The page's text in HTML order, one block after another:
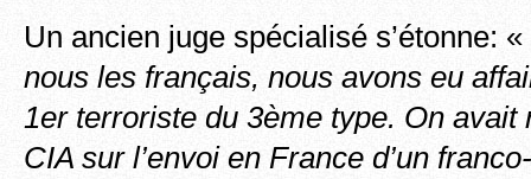
Un ancien juge spécialisé s’étonne: «
nous les français, nous avons eu
1er terroriste du 3ème type. On avait
CIA sur l’envoi en France d’un